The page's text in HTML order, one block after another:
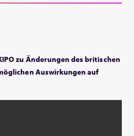
zu Änderungen des britischen
Auswirkungen auf